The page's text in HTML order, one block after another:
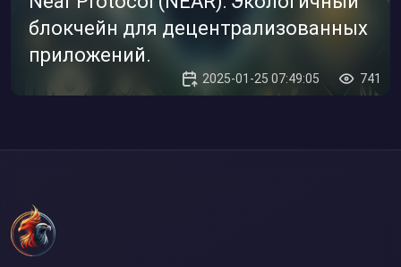
блокчейн для децентрализованных
приложений.
2025-01-25 07:49:05 741